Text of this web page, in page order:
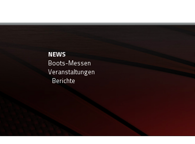
NEWS
Boots-Messen
Veranstaltungen
Berichte